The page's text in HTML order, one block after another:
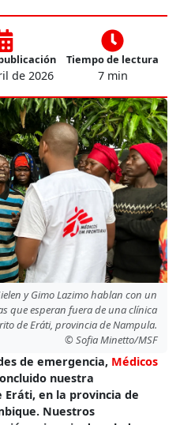
de 2026
Tiempo de lectura
7 min
y Gimo Lazimo hablan con un
que esperan fuera de una clínica
de Eráti, provincia de Nampula.
© Sofia Minetto/MSF
de emergencia, Médicos
nuestra
en la provincia de
Nuestros